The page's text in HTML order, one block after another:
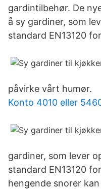
gardintilbehør. De
å sy gardiner, som
standard EN13120
påvirke vårt humør.
Konto 4010 eller
gardiner, som lever
standard EN13120
hengende snorer